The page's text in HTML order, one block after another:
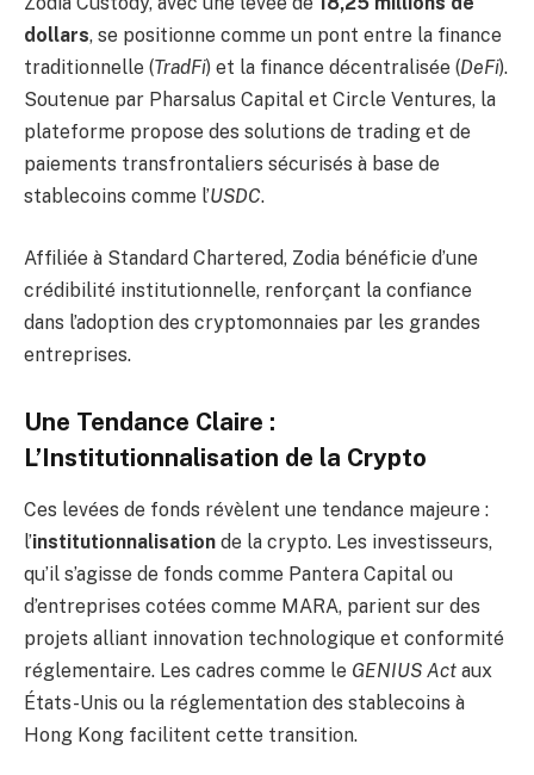
dollars, se positionne comme un pont entre la finance
traditionnelle (TradFi) et la finance décentralisée (DeFi).
Soutenue par Pharsalus Capital et Circle Ventures, la
plateforme propose des solutions de trading et de
paiements transfrontaliers sécurisés à base de
stablecoins comme l’USDC.
Affiliée à Standard Chartered, Zodia bénéficie d’une
crédibilité institutionnelle, renforçant la confiance
dans l’adoption des cryptomonnaies par les grandes
entreprises.
Une Tendance Claire :
L’Institutionnalisation de la Crypto
Ces levées de fonds révèlent une tendance majeure :
l’institutionnalisation de la crypto. Les investisseurs,
qu’il s’agisse de fonds comme Pantera Capital ou
d’entreprises cotées comme MARA, parient sur des
projets alliant innovation technologique et conformité
réglementaire. Les cadres comme le GENIUS Act aux
États-Unis ou la réglementation des stablecoins à
Hong Kong facilitent cette transition.